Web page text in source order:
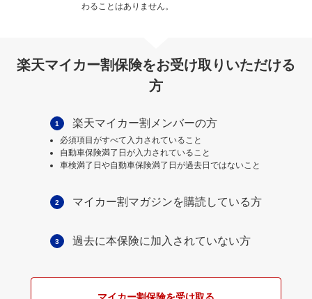
わることはありません。
楽天マイカー割保険をお受け取りいただける
方
1 楽天マイカー割メンバーの方
必須項目がすべて入力されていること
自動車保険満了日が入力されていること
車検満了日や自動車保険満了日が過去日ではないこと
2 マイカー割マガジンを購読している方
3 過去に本保険に加入されていない方
マイカー割保険を受け取る